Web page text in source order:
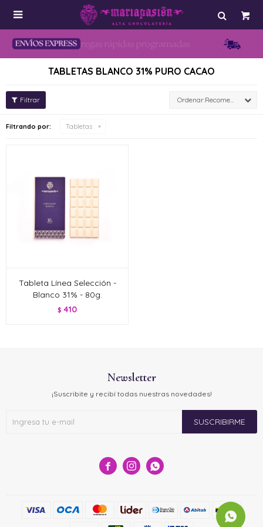

TABLETAS BLANCO 31% PURO CACAO
Recomendados
Filtrando por: Tabletas
Tableta Línea Selección -
Blanco 31% - 80g.
$ 410
  
Newsletter
¡Suscribite y recibí todas nuestras novedades!
SUSCRIBIRME